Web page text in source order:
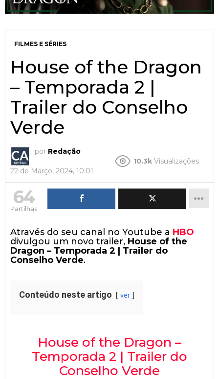
FILMES E SÉRIES
House of the Dragon
– Temporada 2 |
Trailer do Conselho
Verde
por Redação
22 de Março, 2024, 10:01
10.3k Visualizações
64
Partilhas
Através do seu canal no Youtube a HBO
divulgou um novo trailer, House of the
Dragon – Temporada 2 | Trailer do
Conselho Verde.
Conteúdo neste artigo ver
House of the Dragon –
Temporada 2 | Trailer do
Conselho Verde